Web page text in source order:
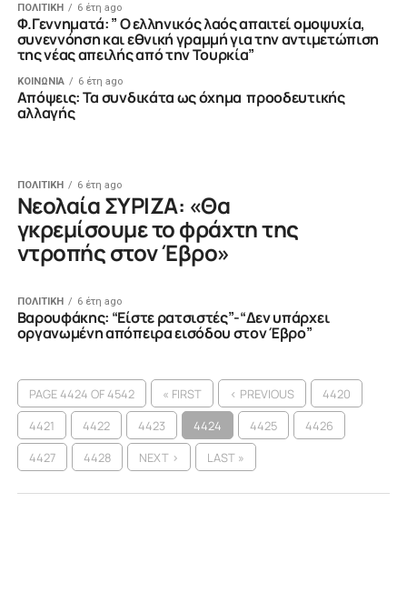
ΠΟΛΙΤΙΚΗ 6 έτη ago
Φ.Γεννηματά: ” Ο ελληνικός λαός απαιτεί ομοψυχία,
συνεννόηση και εθνική γραμμή για την αντιμετώπιση
της νέας απειλής από την Τουρκία”
ΚΟΙΝΩΝΙΑ 6 έτη ago
Aπόψεις: Τα συνδικάτα ως όχημα προοδευτικής
αλλαγής
ΠΟΛΙΤΙΚΗ 6 έτη ago
Νεολαία ΣΥΡΙΖΑ: «Θα
γκρεμίσουμε το φράχτη της
ντροπής στον Έβρο»
ΠΟΛΙΤΙΚΗ 6 έτη ago
Βαρουφάκης: “Είστε ρατσιστές”-“Δεν υπάρχει
οργανωμένη απόπειρα εισόδου στον Έβρο”
PAGE 4424 OF 4542 « FIRST ‹ PREVIOUS
4420
4421
4422 4423 4424 4425
4426
4427
4428 NEXT › LAST »